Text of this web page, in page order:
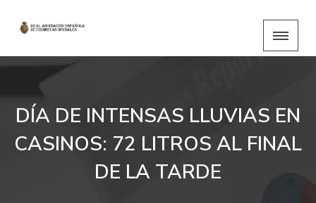
DÍA DE INTENSAS LLUVIAS EN
CASINOS: 72 LITROS AL FINAL
DE LA TARDE